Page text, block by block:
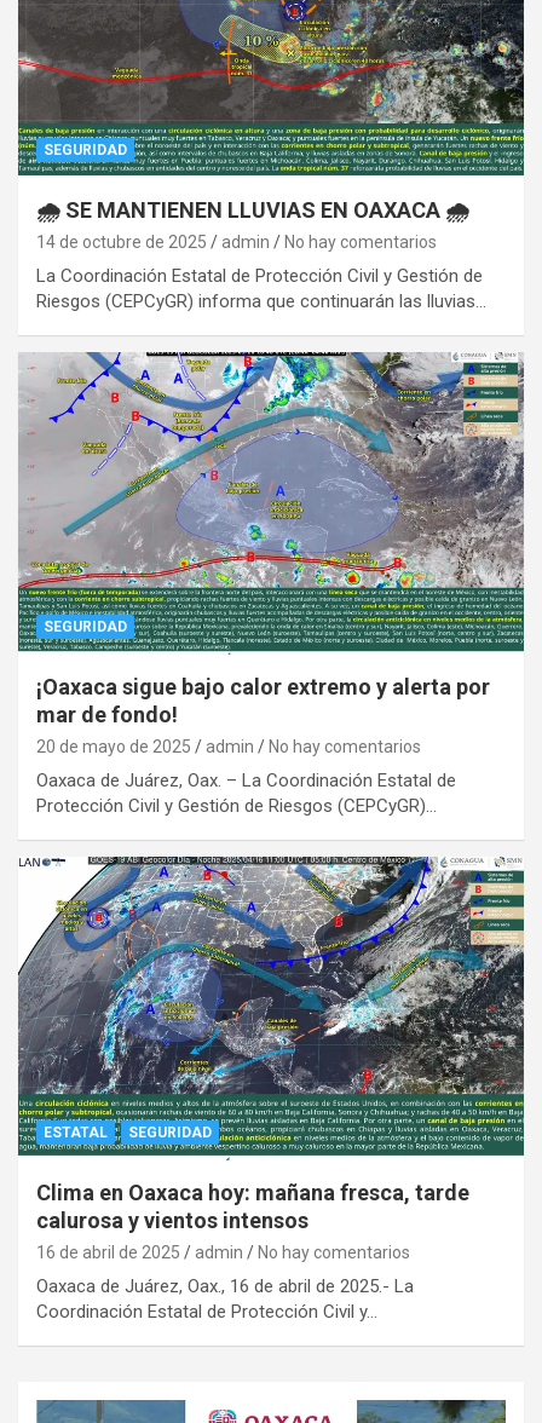
SEGURIDAD
🌧️ SE MANTIENEN LLUVIAS EN OAXACA 🌧️
14 de octubre de 2025 admin No hay comentarios
La Coordinación Estatal de Protección Civil y Gestión de
Riesgos (CEPCyGR) informa que continuarán las lluvias…
SEGURIDAD
¡Oaxaca sigue bajo calor extremo y alerta por
mar de fondo!
20 de mayo de 2025 admin No hay comentarios
Oaxaca de Juárez, Oax. – La Coordinación Estatal de
Protección Civil y Gestión de Riesgos (CEPCyGR)…
ESTATAL SEGURIDAD
Clima en Oaxaca hoy: mañana fresca, tarde
calurosa y vientos intensos
16 de abril de 2025 admin No hay comentarios
Oaxaca de Juárez, Oax., 16 de abril de 2025.- La
Coordinación Estatal de Protección Civil y…